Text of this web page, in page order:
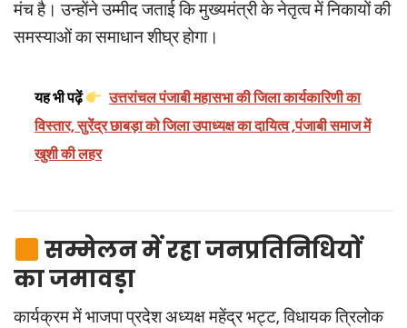
मंच है। उन्होंने उम्मीद जताई कि मुख्यमंत्री के नेतृत्व में निकायों की
समस्याओं का समाधान शीघ्र होगा।
यह भी पढ़ें
उत्तरांचल पंजाबी महासभा की जिला कार्यकारिणी का
विस्तार, सुरेंद्र छाबड़ा को जिला उपाध्यक्ष का दायित्व ,पंजाबी समाज में
खुशी की लहर
सम्मेलन में रहा जनप्रतिनिधियों
का जमावड़ा
कार्यक्रम में भाजपा प्रदेश अध्यक्ष महेंद्र भट्ट, विधायक त्रिलोक